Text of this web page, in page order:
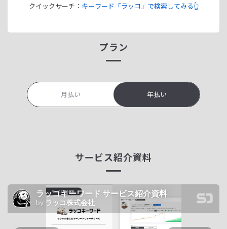
クイックサーチ： キーワード「ラッコ」で検索してみる👆
プラン
月払い 年払い
サービス紹介資料